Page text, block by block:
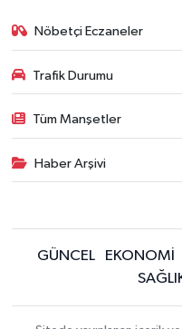
Nöbetçi Eczaneler
Trafik Durumu
Tüm Manşetler
Haber Arşivi
GÜNCEL EKONOMİ